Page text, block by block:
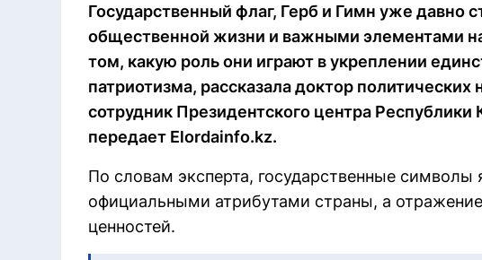
Государственный флаг, Герб и Гимн уже давно
общественной жизни и важными элементами
том, какую роль они играют в укреплении
патриотизма, рассказала доктор
сотрудник Президентского центра Республики
передает Elordainfo.kz.
По словам эксперта, государственные символы
официальными атрибутами страны, а
ценностей.